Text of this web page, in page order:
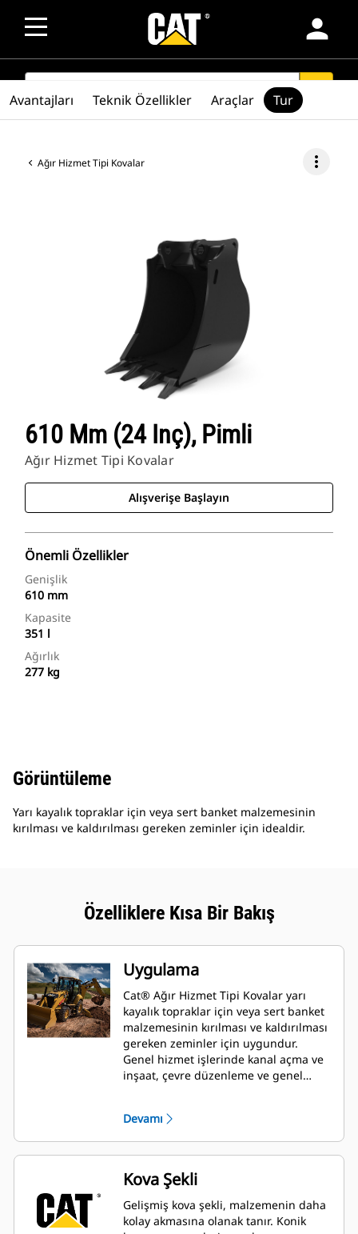
person
SEARCH
Ağır Hizmet Tipi Kovalar more_vert
610 Mm (24 Inç), Pimli
Ağır Hizmet Tipi Kovalar
Alışverişe Başlayın
Önemli Özellikler
Genişlik
610 mm
Kapasite
351 l
Ağırlık
277 kg
Avantajları Teknik Özellikler Araçlar Tur
Görüntüleme
Yarı kayalık topraklar için veya sert banket malzemesinin
kırılması ve kaldırılması gereken zeminler için idealdir.
Özelliklere Kısa Bir Bakış
Uygulama
Cat® Ağır Hizmet Tipi Kovalar yarı
kayalık topraklar için veya sert banket
malzemesinin kırılması ve kaldırılması
gereken zeminler için uygundur.
Genel hizmet işlerinde kanal açma ve
inşaat, çevre düzenleme ve genel
uygulamaları için idealdir.
Devamı
Kova Şekli
Gelişmiş kova şekli, malzemenin daha
kolay akmasına olanak tanır. Konik